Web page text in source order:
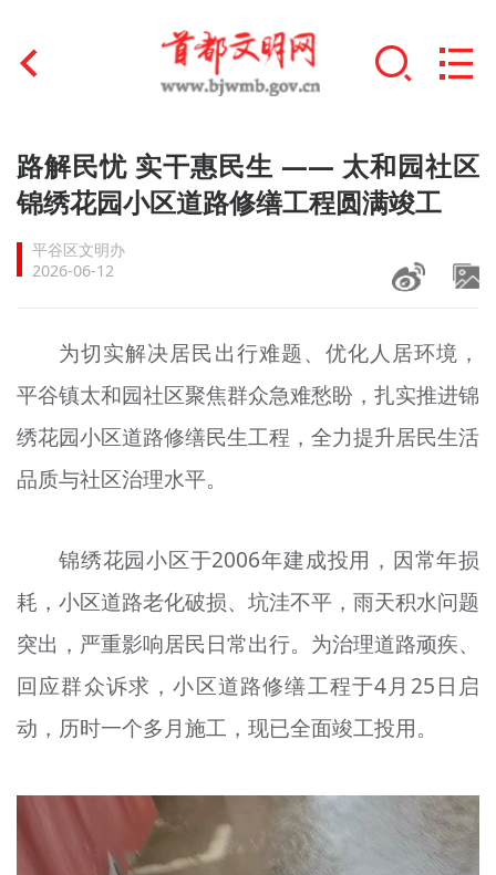
首页
文明创建
文明实践
未成年人思想道德建设
榜样人物
+
身边好人
北京宣传文化引导基金
宣传思想文化人才
专题
资料库
路解民忧 实干惠民生 —— 太和园社区
锦绣花园小区道路修缮工程圆满竣工
平谷区文明办
2026-06-12
为切实解决居民出行难题、优化人居环境，
平谷镇太和园社区聚焦群众急难愁盼，扎实推进锦
绣花园小区道路修缮民生工程，全力提升居民生活
品质与社区治理水平。
锦绣花园小区于2006年建成投用，因常年损
耗，小区道路老化破损、坑洼不平，雨天积水问题
突出，严重影响居民日常出行。为治理道路顽疾、
回应群众诉求，小区道路修缮工程于4月25日启
动，历时一个多月施工，现已全面竣工投用。